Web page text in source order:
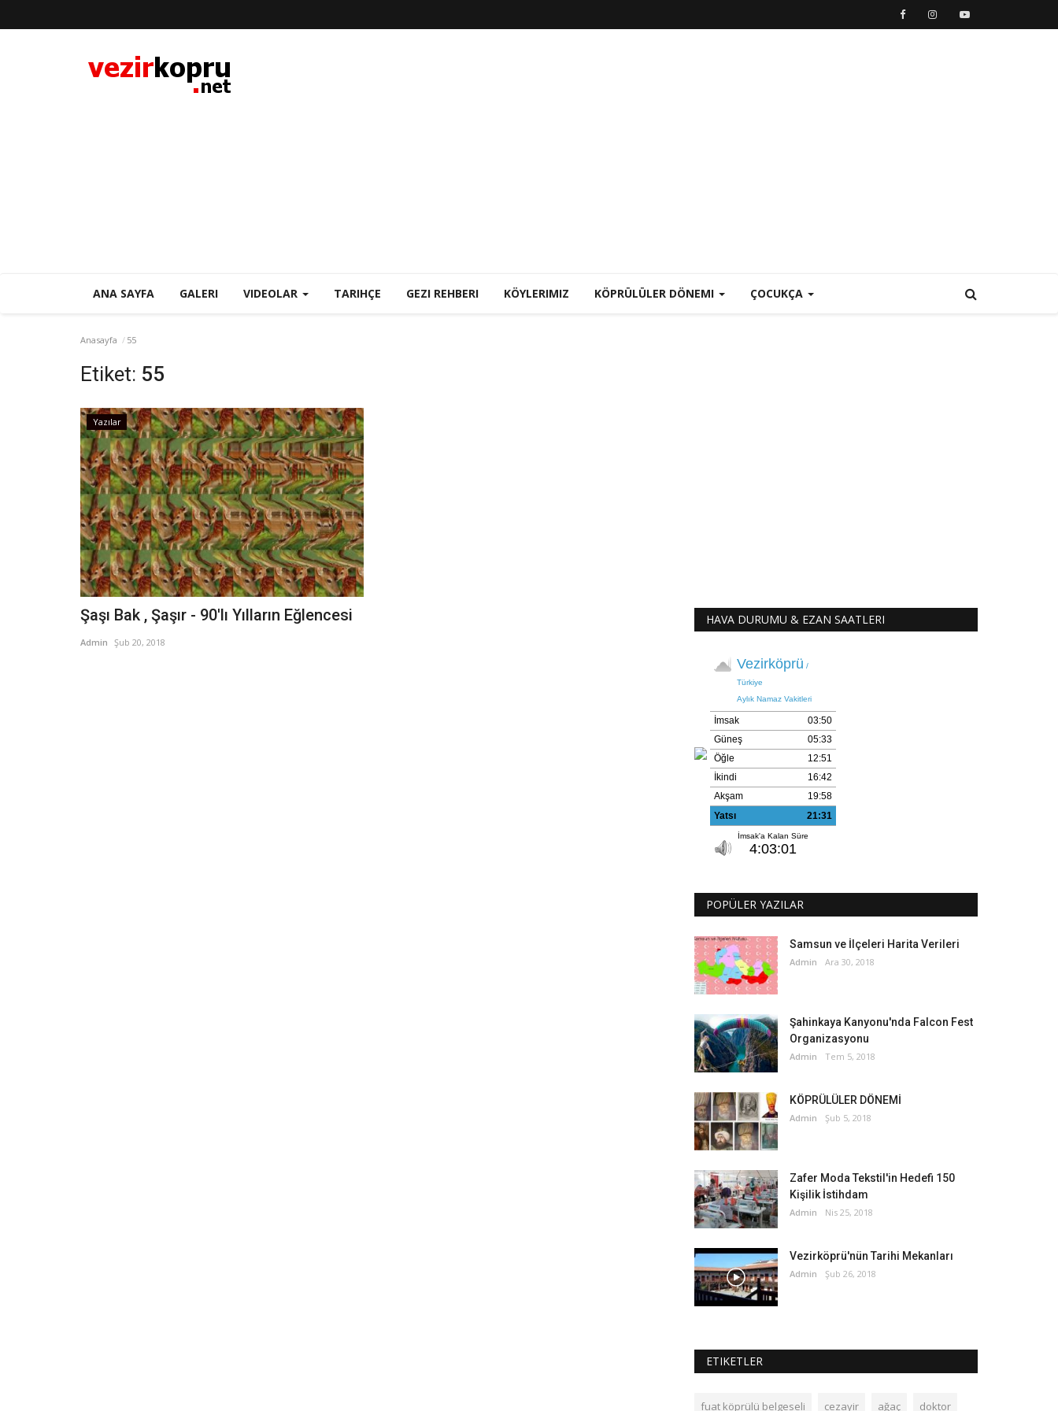
ANA SAYFA GALERI VIDEOLAR TARIHÇE GEZI REHBERI KÖYLERIMIZ KÖPRÜLÜLER DÖNEMI ÇOCUKÇA
Anasayfa 55
Etiket: 55
Yazılar
Şaşı Bak , Şaşır - 90'lı Yılların Eğlencesi
Admin Şub 20, 2018
HAVA DURUMU & EZAN SAATLERI
POPÜLER YAZILAR
Samsun ve İlçeleri Harita Verileri
Admin Ara 30, 2018
Şahinkaya Kanyonu'nda Falcon Fest
Organizasyonu
Admin Tem 5, 2018
KÖPRÜLÜLER DÖNEMİ
Admin Şub 5, 2018
Zafer Moda Tekstil'in Hedefi 150
Kişilik İstihdam
Admin Nis 25, 2018
Vezirköprü'nün Tarihi Mekanları
Admin Şub 26, 2018
ETIKETLER
fuat köprülü belgeseli cezayir ağaç doktor